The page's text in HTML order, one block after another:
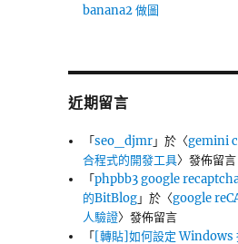
banana2 做圖
近期留言
「seo_djmr」於〈gemini
合程式的開發工具〉發佈留言
「phpbb3 google
的BitBlog」於〈google
人驗證〉發佈留言
「[轉貼]如何設定 Windows